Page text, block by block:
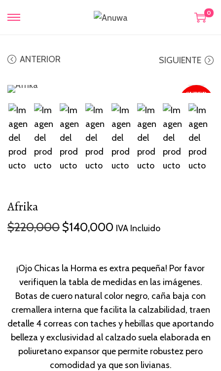
0
ANTERIOR SIGUIENTE
SUPER
SALE
-36 %
¡Oferta!
Afrika
$220,000 $140,000 IVA Incluido
¡Ojo Chicas la Horma es extra pequeña! Por favor
verifiquen la tabla de medidas en las imágenes.
Botas de cuero natural color negro, caña baja con
cremallera interna que facilita la calzabilidad, traen
detalle 4 correas con taches y hebillas que aportando
belleza y exclusividad al calzado suela elaborada en
poliuretano expansor que permite robustez pero
comodidad ya que son livianas.